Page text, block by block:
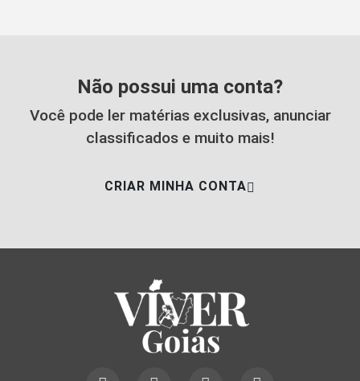
Não possui uma conta?
Você pode ler matérias exclusivas, anunciar
classificados e muito mais!
CRIAR MINHA CONTA